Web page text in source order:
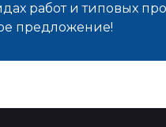
работ и типовых
предложение!